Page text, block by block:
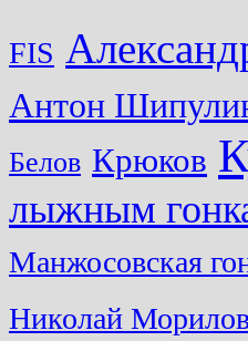
FIS
Антон
Белов Крюков
лыжным
Манжосовская
Николай